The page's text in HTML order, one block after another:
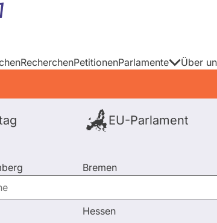
RecherchenPetitionenParlamente
EU-Parlament
Bremen
Hessen
Über